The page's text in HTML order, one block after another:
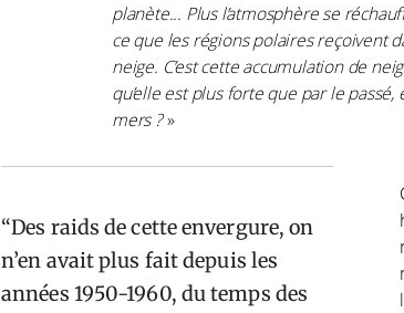
planète... Plus l’atmosphère se
ce que les régions polaires reçoivent
neige. C’est cette accumulation de
qu’elle est plus forte que par le
mers ?»
Des raids de cette envergure, on
n’en avait plus fait depuis les
années 1950-1960, du temps des